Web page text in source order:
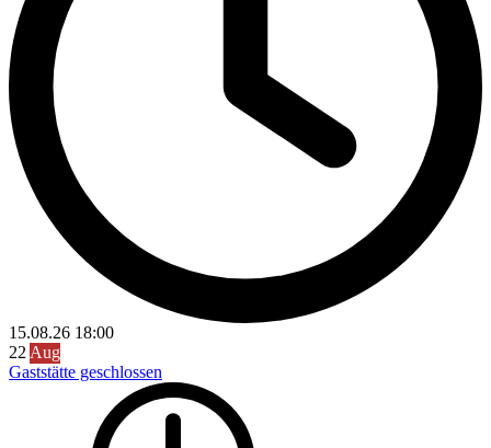
15.08.26 18:00
22 Aug
Gaststätte geschlossen